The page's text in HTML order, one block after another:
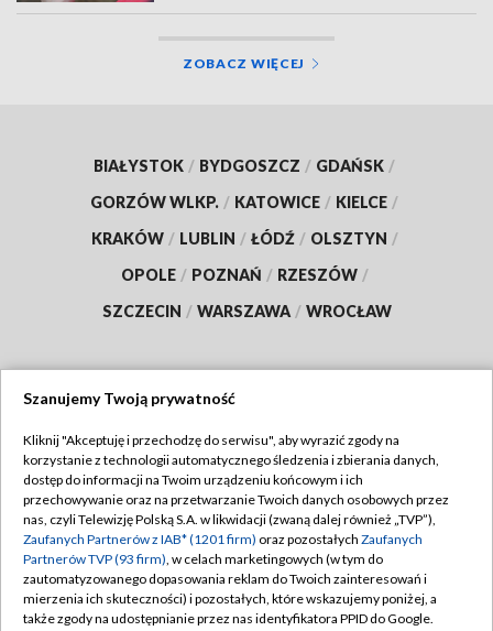
ZOBACZ WIĘCEJ
BIAŁYSTOK / BYDGOSZCZ / GDAŃSK /
GORZÓW WLKP. / KATOWICE / KIELCE /
KRAKÓW / LUBLIN / ŁÓDŹ / OLSZTYN /
OPOLE / POZNAŃ / RZESZÓW /
SZCZECIN / WARSZAWA / WROCŁAW
TVP
Abonament TVP
Emisja w TVP
Centrum informacji TVP
Naziemna Telewizja Cyfrowa
Regulamin TVP
Polityka prywatności
Moje zgody
Pomoc
Szanujemy Twoją prywatność
Kliknij "Akceptuję i przechodzę do serwisu", aby wyrazić zgody na
korzystanie z technologii automatycznego śledzenia i zbierania danych,
dostęp do informacji na Twoim urządzeniu końcowym i ich
przechowywanie oraz na przetwarzanie Twoich danych osobowych przez
nas, czyli Telewizję Polską S.A. w likwidacji (zwaną dalej również „TVP”),
Zaufanych Partnerów z IAB* (1201 firm) oraz pozostałych Zaufanych
Partnerów TVP (93 firm), w celach marketingowych (w tym do
zautomatyzowanego dopasowania reklam do Twoich zainteresowań i
mierzenia ich skuteczności) i pozostałych, które wskazujemy poniżej, a
także zgody na udostępnianie przez nas identyfikatora PPID do Google.